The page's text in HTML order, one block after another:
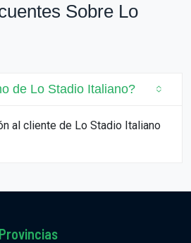
Sobre Lo
de Lo Stadio Italiano?
al cliente de Lo Stadio Italiano